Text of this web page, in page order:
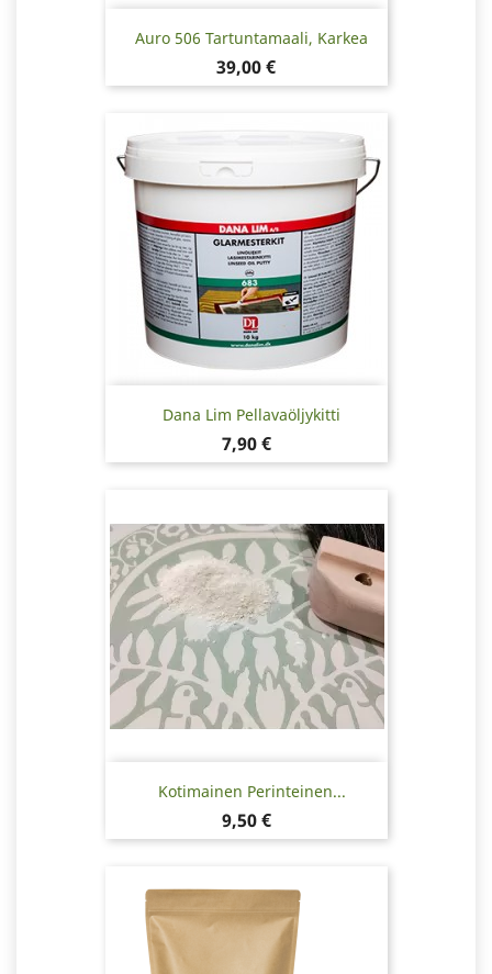
Auro 506 Tartuntamaali, Karkea
Hinta
39,00 €
Dana Lim Pellavaöljykitti
Hinta
7,90 €
Kotimainen Perinteinen...
Hinta
9,50 €